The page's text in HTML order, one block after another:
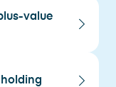
value